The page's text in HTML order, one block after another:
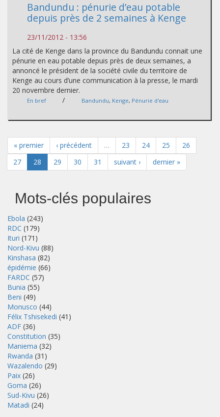
Bandundu : pénurie d’eau potable
depuis près de 2 semaines à Kenge
23/11/2012 - 13:56
La cité de Kenge dans la province du Bandundu connait une
pénurie en eau potable depuis près de deux semaines, a
annoncé le président de la société civile du territoire de
Kenge au cours d’une communication à la presse, le mardi
20 novembre dernier.
En bref / Bandundu, Kenge, Pénurie d'eau
« premier ‹ précédent … 23 24 25
26
27
28 29 30 31 suivant › dernier »
Mots-clés populaires
Ebola (243)
RDC (179)
Ituri (171)
Nord-Kivu (88)
Kinshasa (82)
épidémie (66)
FARDC (57)
Bunia (55)
Beni (49)
Monusco (44)
Félix Tshisekedi (41)
ADF (36)
Constitution (35)
Maniema (32)
Rwanda (31)
Wazalendo (29)
Paix (26)
Goma (26)
Sud-Kivu (26)
Matadi (24)